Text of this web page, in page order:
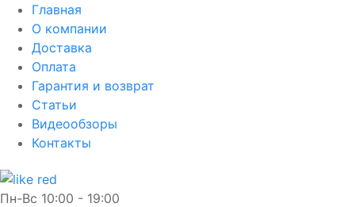
Главная
О компании
Доставка
Оплата
Гарантия и возврат
Статьи
Видеообзоры
Контакты
Пн-Вс 10:00 - 19:00